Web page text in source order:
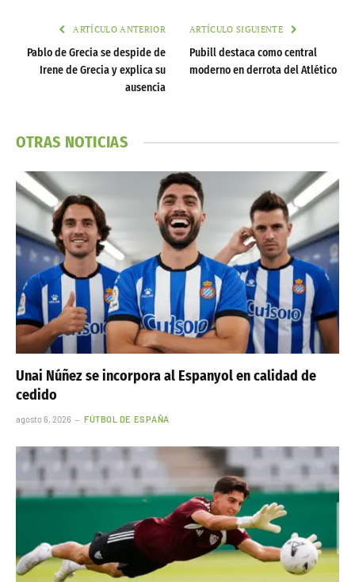
ARTÍCULO ANTERIOR
Pablo de Grecia se despide de
Irene de Grecia y explica su
ausencia
ARTÍCULO SIGUIENTE
Pubill destaca como central
moderno en derrota del Atlético
OTRAS NOTICIAS
Unai Núñez se incorpora al Espanyol en calidad de
cedido
agosto 6, 2026 FÚTBOL DE ESPAÑA